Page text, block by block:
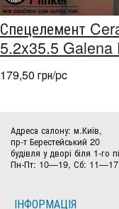
Спецелемент
5.2x35.5 Galena
179,50 грн/pc
Адреса салону: м.Київ,
пр-т Берестейський 20
будівля у дворі біля 1-го
Пн-Пт: 10—19, Сб:
ІНФОРМАЦІЯ